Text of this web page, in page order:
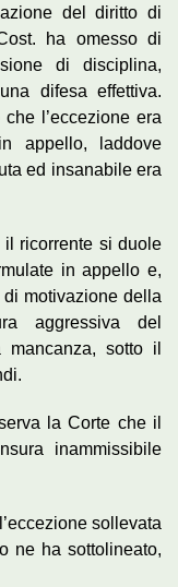
del diritto di
ha omesso di
di disciplina,
difesa effettiva.
l’eccezione era
appello, laddove
ed insanabile era
ricorrente si duole
in appello e,
motivazione della
aggressiva del
mancanza, sotto il
la Corte che il
inammissibile
sollevata
ne ha sottolineato,